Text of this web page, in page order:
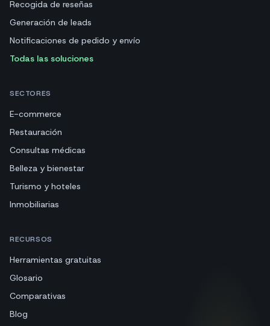
Recogida de reseñas
Generación de leads
Notificaciones de pedido y envío
Todas las soluciones
SECTORES
E-commerce
Restauración
Consultas médicas
Belleza y bienestar
Turismo y hoteles
Inmobiliarias
RECURSOS
Herramientas gratuitas
Glosario
Comparativas
Blog